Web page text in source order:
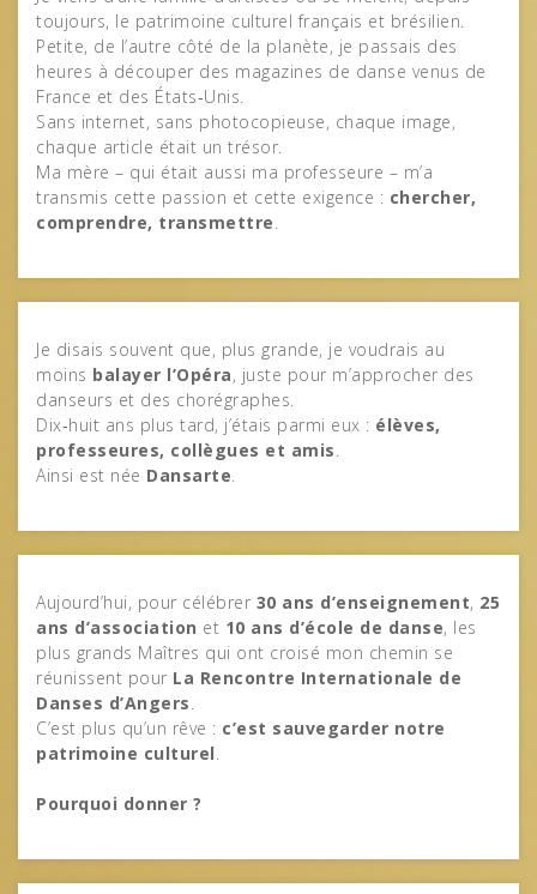
toujours, le patrimoine culturel français et brésilien.
Petite, de l’autre côté de la planète, je passais des
heures à découper des magazines de danse venus de
France et des États‑Unis.
Sans internet, sans photocopieuse, chaque image,
chaque article était un trésor.
Ma mère – qui était aussi ma professeure – m’a
transmis cette passion et cette exigence : chercher,
comprendre, transmettre.
Je disais souvent que, plus grande, je voudrais au
moins balayer l’Opéra, juste pour m’approcher des
danseurs et des chorégraphes.
Dix‑huit ans plus tard, j’étais parmi eux : élèves,
professeures, collègues et amis.
Ainsi est née Dansarte.
Aujourd’hui, pour célébrer 30 ans d’enseignement, 25
ans d’association et 10 ans d’école de danse, les
plus grands Maîtres qui ont croisé mon chemin se
réunissent pour La Rencontre Internationale de
Danses d’Angers.
C’est plus qu’un rêve : c’est sauvegarder notre
patrimoine culturel.
Pourquoi donner ?